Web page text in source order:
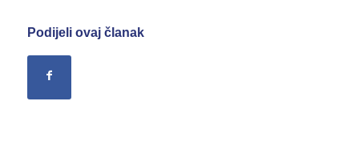
Podijeli ovaj članak